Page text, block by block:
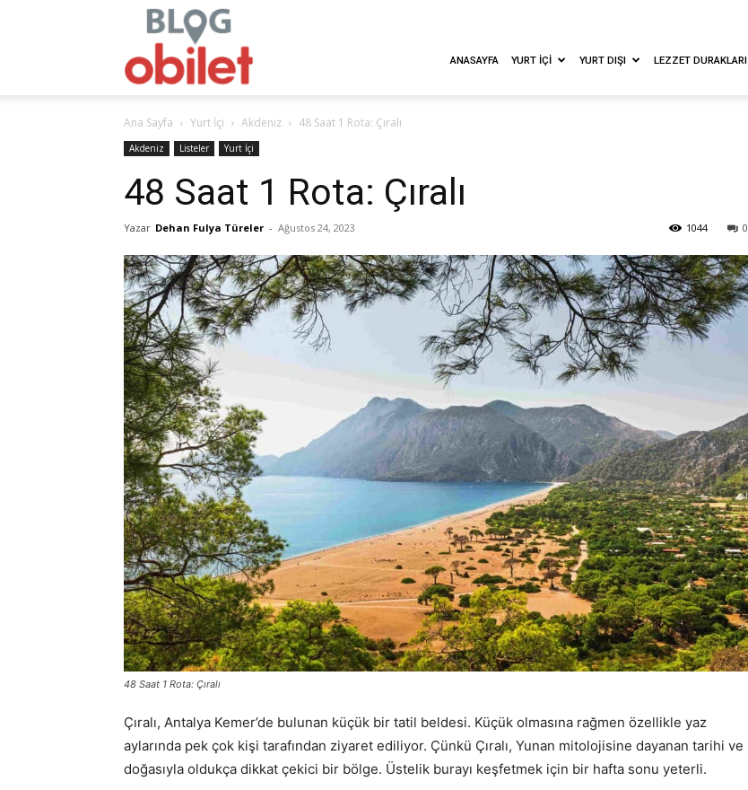
–
Blog
ANASAYFA YURT İÇI YURT DIŞI LEZZET DURAKLARI
Ana Sayfa Yurt İçi Akdeniz 48 Saat 1 Rota: Çıralı
Akdeniz Listeler Yurt İçi
48 Saat 1 Rota: Çıralı
Yazar Dehan Fulya Türeler - Ağustos 24, 2023 0
1044
48 Saat 1 Rota: Çıralı
Çıralı, Antalya Kemer’de bulunan küçük bir tatil beldesi. Küçük olmasına rağmen özellikle yaz
aylarında pek çok kişi tarafından ziyaret ediliyor. Çünkü Çıralı, Yunan mitolojisine dayanan tarihi ve
doğasıyla oldukça dikkat çekici bir bölge. Üstelik burayı keşfetmek için bir hafta sonu yeterli.